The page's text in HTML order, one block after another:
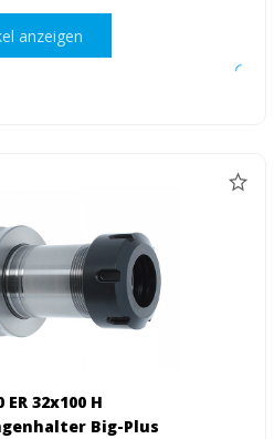
anzeigen
ER 32x100 H
Big-Plus